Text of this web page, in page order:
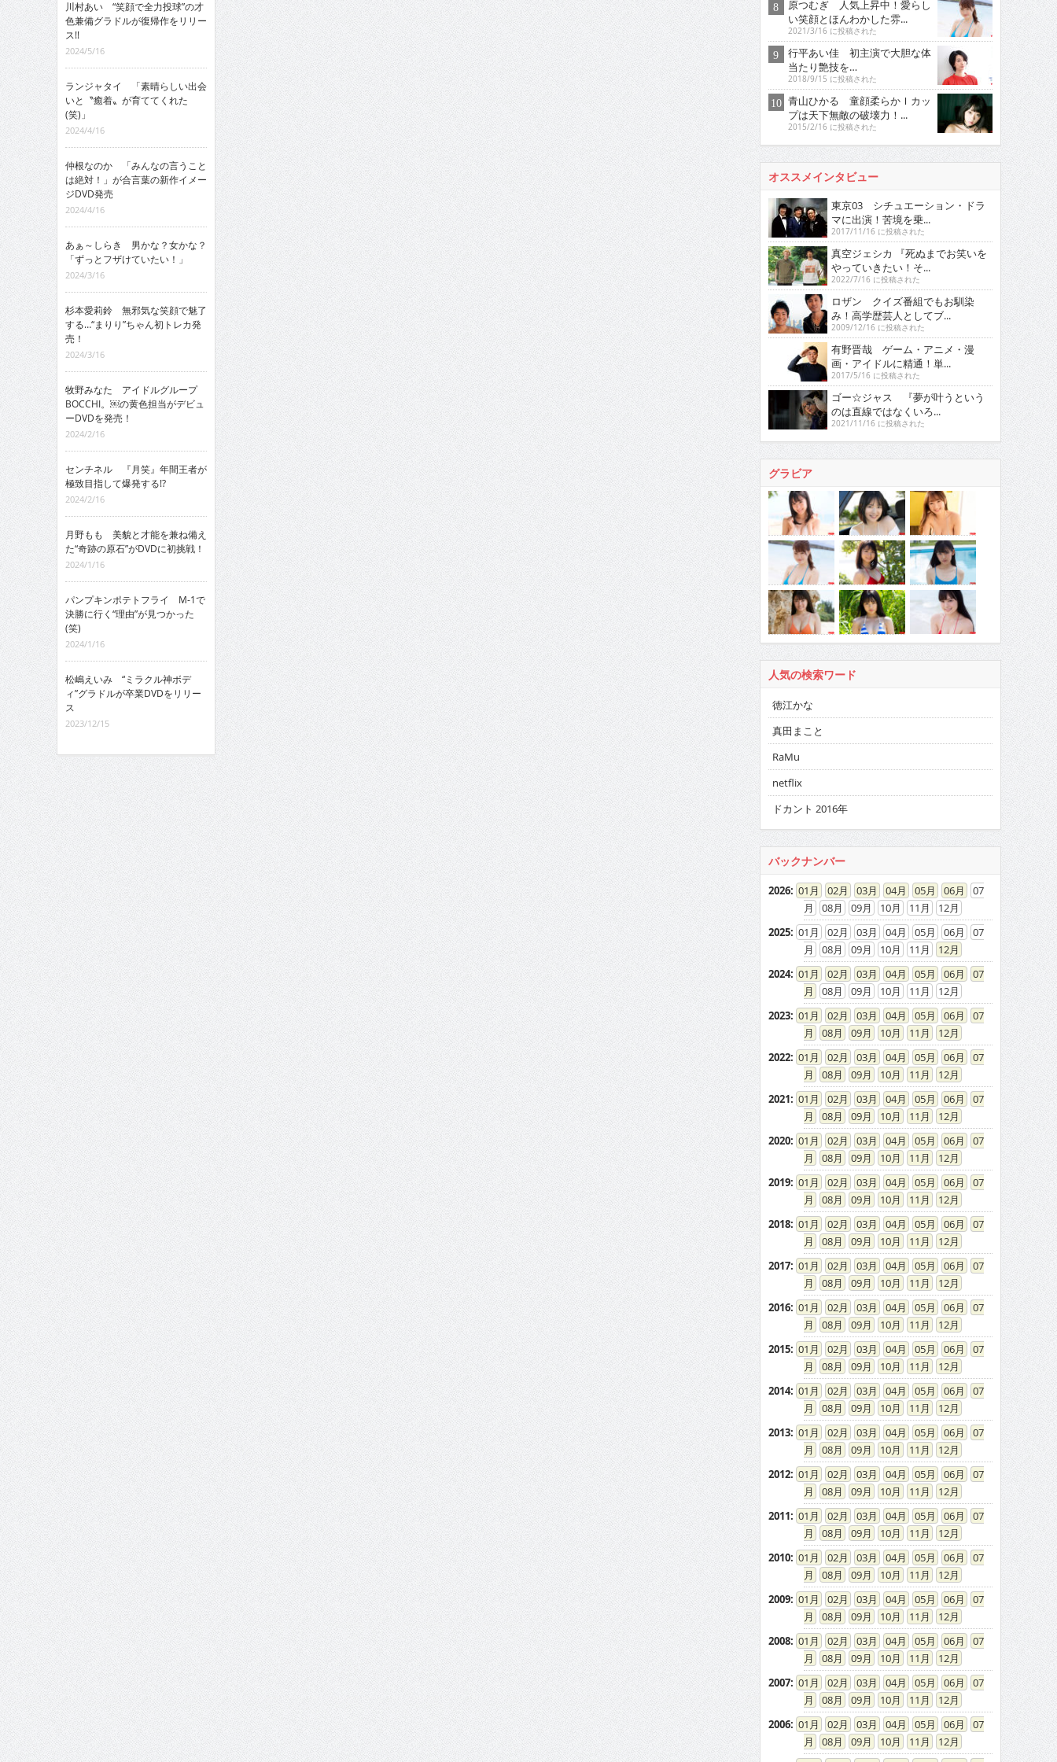
川村あい “笑顔で全力投球”の才
色兼備グラドルが復帰作をリリー
ス!!
2024/5/16
ランジャタイ 「素晴らしい出会
いと〝癒着〟が育ててくれた
(笑)」
2024/4/16
仲根なのか 「みんなの言うこと
は絶対！」が合言葉の新作イメー
ジDVD発売
2024/4/16
あぁ～しらき 男かな？女かな？
「ずっとフザけていたい！」
2024/3/16
杉本愛莉鈴 無邪気な笑顔で魅了
する…“まりり”ちゃん初トレカ発
売！
2024/3/16
牧野みなた アイドルグループ
BOCCHI。￼の黄色担当がデビュ
ーDVDを発売！
2024/2/16
センチネル 『月笑』年間王者が
極致目指して爆発する!?
2024/2/16
月野もも 美貌と才能を兼ね備え
た“奇跡の原石”がDVDに初挑戦！
2024/1/16
パンプキンポテトフライ M-1で
決勝に行く“理由”が見つかった
(笑)
2024/1/16
松嶋えいみ “ミラクル神ボデ
ィ”グラドルが卒業DVDをリリー
ス
2023/12/15
原つむぎ 人気上昇中！愛らし
い笑顔とほんわかした雰...
2021/3/16 に投稿された
行平あい佳 初主演で大胆な体
当たり艶技を…
2018/9/15 に投稿された
青山ひかる 童顔柔らかＩカッ
プは天下無敵の破壊力！...
2015/2/16 に投稿された
オススメインタビュー
東京03 シチュエーション・ドラ
マに出演！苦境を乗...
2017/11/16 に投稿された
真空ジェシカ 『死ぬまでお笑いを
やっていきたい！そ...
2022/7/16 に投稿された
ロザン クイズ番組でもお馴染
み！高学歴芸人としてブ...
2009/12/16 に投稿された
有野晋哉 ゲーム・アニメ・漫
画・アイドルに精通！単...
2017/5/16 に投稿された
ゴー☆ジャス 『夢が叶うという
のは直線ではなくいろ...
2021/11/16 に投稿された
グラビア
人気の検索ワード
徳江かな
真田まこと
RaMu
netflix
ドカント 2016年
バックナンバー
2026: 01 02 03 04 05 06
07
08
09 10 11
12
2025: 01 02 03 04 05 06
07
08
09 10 11
12
2024: 01 02 03 04 05 06
07
08
09 10 11
12
2023: 01 02 03 04 05 06
07
08
09 10 11
12
2022: 01 02 03 04 05 06
07
08
09 10 11
12
2021: 01 02 03 04 05 06
07
08
09 10 11
12
2020: 01 02 03 04 05 06
07
08
09 10 11
12
2019: 01 02 03 04 05 06
07
08
09 10 11
12
2018: 01 02 03 04 05 06
07
08
09 10 11
12
2017: 01 02 03 04 05 06
07
08
09 10 11
12
2016: 01 02 03 04 05 06
07
08
09 10 11
12
2015: 01 02 03 04 05 06
07
08
09 10 11
12
2014: 01 02 03 04 05 06
07
08
09 10 11
12
2013: 01 02 03 04 05 06
07
08
09 10 11
12
2012: 01 02 03 04 05 06
07
08
09 10 11
12
2011: 01 02 03 04 05 06
07
08
09 10 11
12
2010: 01 02 03 04 05 06
07
08
09 10 11
12
2009: 01 02 03 04 05 06
07
08
09 10 11
12
2008: 01 02 03 04 05 06
07
08
09 10 11
12
2007: 01 02 03 04 05 06
07
08
09 10 11
12
2006: 01 02 03 04 05 06
07
08
09 10 11
12